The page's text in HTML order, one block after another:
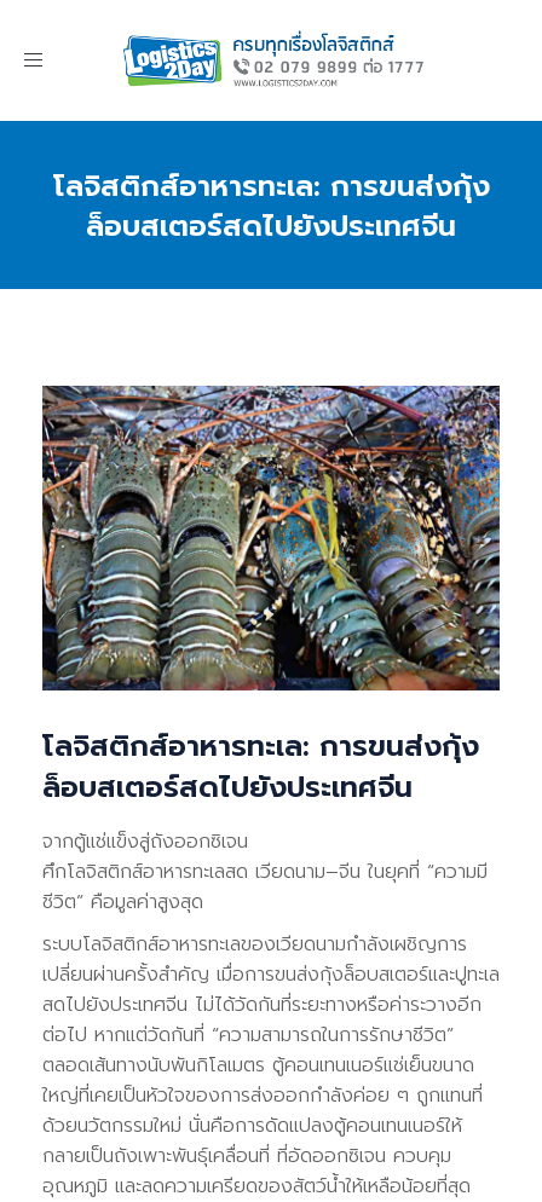
Toggle
โลจิสติกส์อาหารทะเล: การขนส่งกุ้ง
ล็อบสเตอร์สดไปยังประเทศจีน
โลจิสติกส์อาหารทะเล: การขนส่งกุ้ง
ล็อบสเตอร์สดไปยังประเทศจีน
จากตู้แช่แข็งสู่ถังออกซิเจน
ศึกโลจิสติกส์อาหารทะเลสด เวียดนาม–จีน ในยุคที่ “ความมี
ชีวิต” คือมูลค่าสูงสุด
ระบบโลจิสติกส์อาหารทะเลของเวียดนามกำลังเผชิญการ
เปลี่ยนผ่านครั้งสำคัญ เมื่อการขนส่งกุ้งล็อบสเตอร์และปูทะเล
สดไปยังประเทศจีน ไม่ได้วัดกันที่ระยะทางหรือค่าระวางอีก
ต่อไป หากแต่วัดกันที่ “ความสามารถในการรักษาชีวิต”
ตลอดเส้นทางนับพันกิโลเมตร ตู้คอนเทนเนอร์แช่เย็นขนาด
ใหญ่ที่เคยเป็นหัวใจของการส่งออกกำลังค่อย ๆ ถูกแทนที่
ด้วยนวัตกรรมใหม่ นั่นคือการดัดแปลงตู้คอนเทนเนอร์ให้
กลายเป็นถังเพาะพันธุ์เคลื่อนที่ ที่อัดออกซิเจน ควบคุม
อุณหภูมิ และลดความเครียดของสัตว์น้ำให้เหลือน้อยที่สุด